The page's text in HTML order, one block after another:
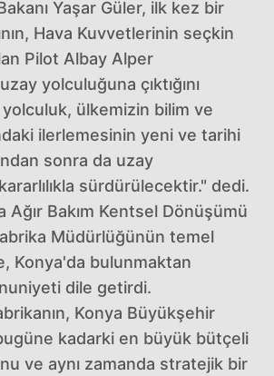
Yaşar Güler, ilk kez bir
Hava Kuvvetlerinin seçkin
Pilot Albay Alper
yolculuğuna çıktığını
ülkemizin bilim ve
ilerlemesinin yeni ve tarihi
sonra da uzay
kararlılıkla sürdürülecektir." dedi.
Ağır Bakım Kentsel Dönüşümü
Müdürlüğünün temel
Konya'da bulunmaktan
dile getirdi.
Konya Büyükşehir
kadarki en büyük bütçeli
ve aynı zamanda stratejik bir